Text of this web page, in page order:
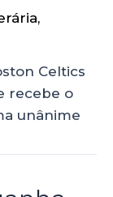
,
Celtics
recebe o
unânime